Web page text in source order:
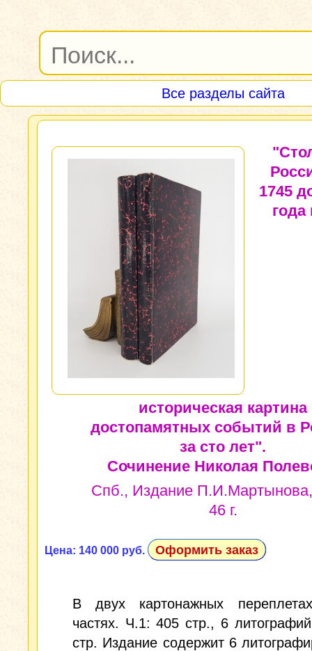
Все разделы сайта
1745
года
историческая картина
достопамятных событий в
за сто лет".
Сочинение Николая
Спб., Издание
46 г.
Цена: 140 000 руб. Оформить заказ
В двух картонажных
частях. Ч.1: 405 стр., 6
стр. Издание содержит 6